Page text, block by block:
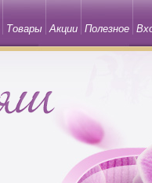
Товары Акции Полезное